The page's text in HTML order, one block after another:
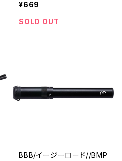
¥669
SOLD OUT
BBB/イージーロード//BMP